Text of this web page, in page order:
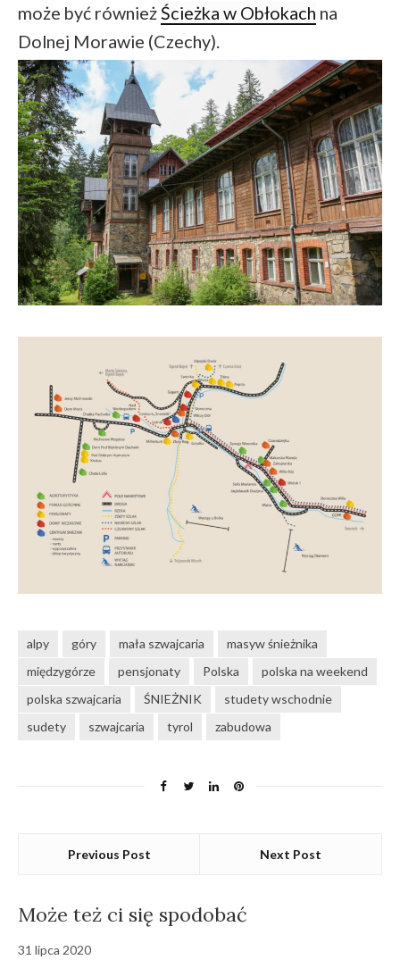
może być równieżŚcieżka w Obłokach na
Dolnej Morawie (Czechy).
alpy góry mała szwajcaria
masyw śnieżnika
międzygórze
pensjonaty Polska
polska na weekend
polska szwajcaria
ŚNIEŻNIK
studety wschodnie
sudety
szwajcaria tyrol zabudowa
Previous Post Next Post
Może też ci się spodobać
31 lipca 2020